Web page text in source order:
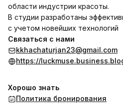
области индустрии красоты.
В студии разработаны
с учетом новейших технологий
Связаться с нами
kkhachaturjan23@gmail.com
https://
Хорошо знать
Политика бронирования